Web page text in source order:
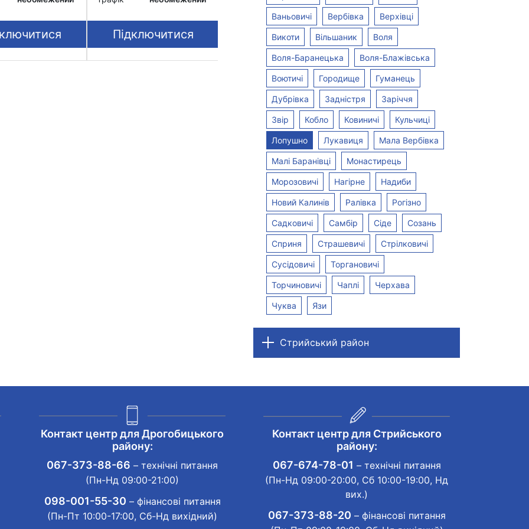
Підключитися Підключитися
Трафік необмежений
Підключитися
Ваньовичі Вербівка Верхівці
Викоти Вільшаник Воля
Воля-Баранецька Воля-Блажівська
Воютичі Городище Гуманець
Дубрівка Задністря Заріччя
Звір Кобло Ковиничі Кульчиці
Лопушно Лукавиця Мала Вербівка
Малі Баранівці Монастирець
Морозовичі Нагірне Надиби
Новий Калинів Ралівка Рогізно
Садковичі Самбір Сіде Созань
Сприня Страшевичі Стрілковичі
Сусідовичі Торгановичі
Торчиновичі Чаплі Черхава
Чуква Язи
Стрийський район
Контакт центр для Дрогобицького
району:
067-373-88-66 – технічні питання
(Пн-Нд 09:00-21:00)
098-001-55-30 – фінансові питання
(Пн-Пт 10:00-17:00, Сб-Нд вихідний)
Контакт центр для Стрийського
району:
067-674-78-01 – технічні питання
(Пн-Нд 09:00-20:00, Сб 10:00-19:00, Нд
вих.)
067-373-88-20 – фінансові питання